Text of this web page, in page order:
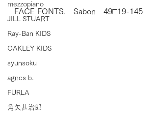
mezzopiano
JILL STUART
Ray-Ban KIDS
OAKLEY KIDS
syunsoku
agnes b.
FURLA
角矢甚治郎
FACE FONTS.　Sabon　49□19-145